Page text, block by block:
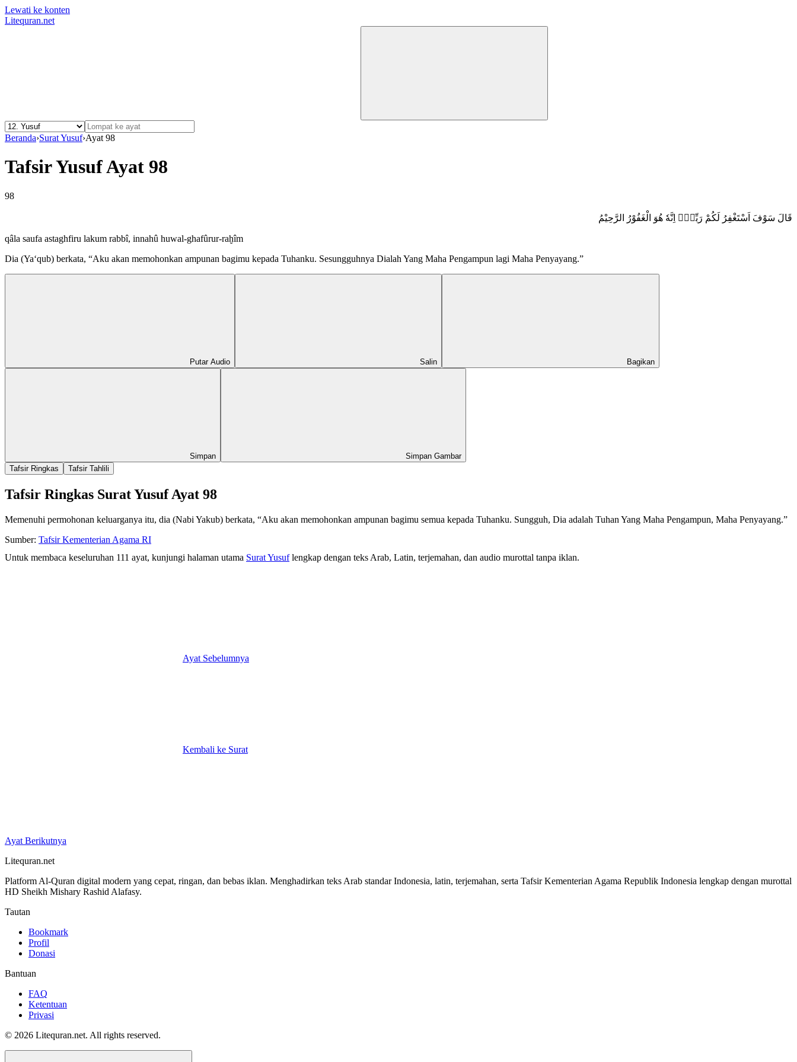
Lewati ke konten
Litequran.net
Beranda›Surat Yusuf›Ayat 98
Tafsir Yusuf Ayat 98
98
قَالَ سَوْفَ اَسْتَغْفِرُ لَكُمْ رَبِّيْۗ اِنَّهٗ هُوَ الْغَفُوْرُ الرَّحِيْمُ
qâla saufa astaghfiru lakum rabbî, innahû huwal-ghafûrur-raḫîm
Dia (Ya‘qub) berkata, “Aku akan memohonkan ampunan bagimu kepada Tuhanku. Sesungguhnya Dialah Yang Maha Pengampun lagi Maha Penyayang.”
Putar Audio Salin Bagikan
Simpan
Simpan Gambar
Tafsir Ringkas
Tafsir Tahlili
Tafsir Ringkas Surat Yusuf Ayat 98
Memenuhi permohonan keluarganya itu, dia (Nabi Yakub) berkata, “Aku akan memohonkan ampunan bagimu semua kepada Tuhanku. Sungguh, Dia adalah Tuhan Yang Maha Pengampun, Maha Penyayang.”
Sumber: Tafsir Kementerian Agama RI
Untuk membaca keseluruhan 111 ayat, kunjungi halaman utama Surat Yusuflengkap dengan teks Arab, Latin, terjemahan, dan audio murottal tanpa iklan.
Ayat Sebelumnya
Kembali ke Surat
Ayat Berikutnya
Litequran.net
Platform Al-Quran digital modern yang cepat, ringan, dan bebas iklan. Menghadirkan teks Arab standar Indonesia, latin, terjemahan, serta Tafsir Kementerian Agama Republik Indonesia lengkap dengan murottal
HD Sheikh Mishary Rashid Alafasy.
Tautan
Bookmark
Profil
Donasi
Bantuan
FAQ
Ketentuan
Privasi
© 2026 Litequran.net. All rights reserved.